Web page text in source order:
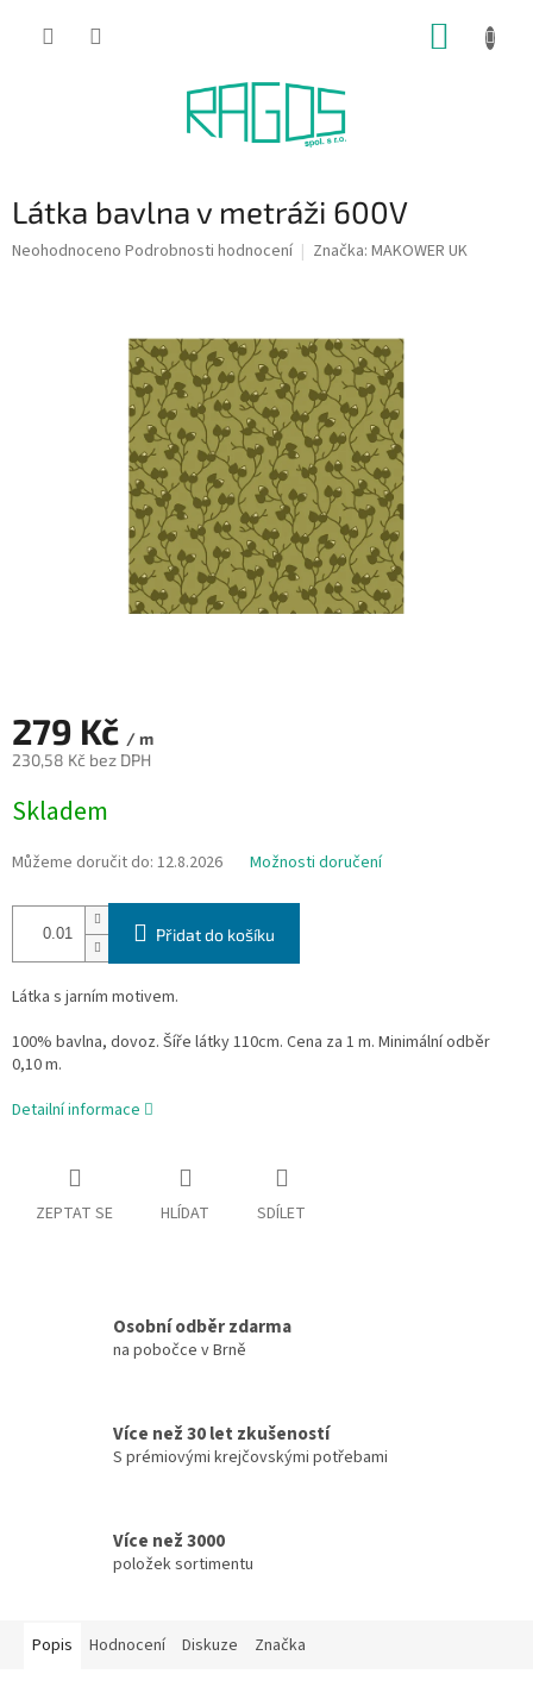
Látka bavlna v metráži 600V
Průměrné
Neohodnoceno Podrobnosti hodnocení Značka: MAKOWER UK
279 Kč / m
230,58 Kč bez DPH
cena:
Skladem
Můžeme doručit do: 12.8.2026 Možnosti doručení
Přidat do košíku
Látka s jarním motivem.
100% bavlna, dovoz. Šíře látky 110cm. Cena za 1 m. Minimální odběr
0,10 m.
Detailní informace
ZEPTAT SE HLÍDAT SDÍLET
Osobní odběr zdarma
na pobočce v Brně
Více než 30 let zkušeností
S prémiovými krejčovskými potřebami
Více než 3000
položek sortimentu
Popis Hodnocení Diskuze Značka